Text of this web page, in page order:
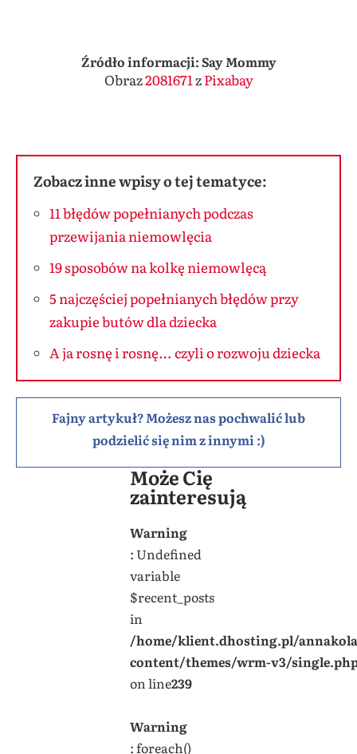
Źródło informacji: Say Mommy
Obraz2081671zPixabay
Zobacz inne wpisy o tej tematyce:
11 błędów popełnianych podczas
przewijania niemowlęcia
19 sposobów na kolkę niemowlęcą
5 najczęściej popełnianych błędów przy
zakupie butów dla dziecka
A ja rosnę i rosnę… czyli o rozwoju dziecka
Fajny artykuł? Możesz nas pochwalić lub
podzielić się nim z innymi :)
Może Cię
zainteresują
Warning
: Undefined
variable
$recent_posts
in
/home/klient.dhosting.pl/
content/themes/wrm-v3/
on line239
Warning
: foreach()